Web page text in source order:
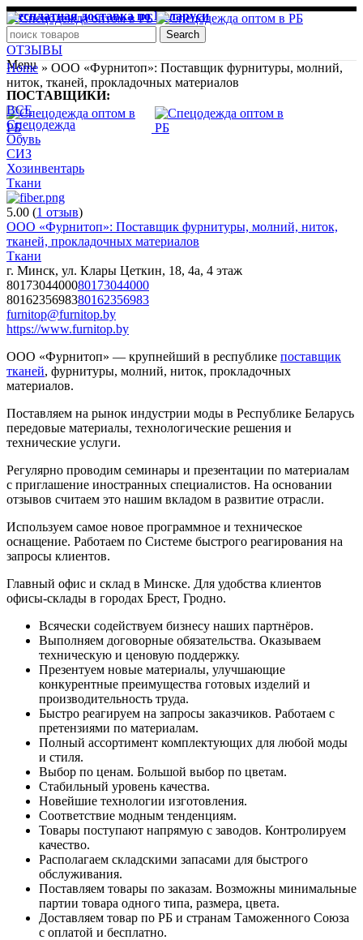
Бесплатная доставка по Беларуси
pchela1.mptf@yandex.by
Search
ОТЗЫВЫ
Menu
Home » ООО «Фурнитоп»: Поставщик фурнитуры, молний,
ниток, тканей, прокладочных материалов
ПОСТАВЩИКИ:
ВСЕ
Спецодежда
Обувь
СИЗ
Хозинвентарь
Ткани
5.00 (1 отзыв)
ООО «Фурнитоп»: Поставщик фурнитуры, молний, ниток,
тканей, прокладочных материалов
Ткани
г. Минск, ул. Клары Цеткин, 18, 4а, 4 этаж
8017304400080173044000
8016235698380162356983
furnitop@furnitop.by
https://www.furnitop.by
ООО «Фурнитоп» — крупнейший в республике поставщик
тканей, фурнитуры, молний, ниток, прокладочных
материалов.
Поставляем на рынок индустрии моды в Республике Беларусь
передовые материалы, технологические решения и
технические услуги.
Регулярно проводим семинары и презентации по материалам
с приглашение иностранных специалистов. На основании
отзывов считаем это нашим вкладом в развитие отрасли.
Используем самое новое программное и техническое
оснащение. Работаем по Системе быстрого реагирования на
запросы клиентов.
Главный офис и склад в Минске. Для удобства клиентов
офисы-склады в городах Брест, Гродно.
Всячески содействуем бизнесу наших партнёров.
Выполняем договорные обязательства. Оказываем
техническую и ценовую поддержку.
Презентуем новые материалы, улучшающие
конкурентные преимущества готовых изделий и
производительность труда.
Быстро реагируем на запросы заказчиков. Работаем с
претензиями по материалам.
Полный ассортимент комплектующих для любой моды
и стиля.
Выбор по ценам. Большой выбор по цветам.
Стабильный уровень качества.
Новейшие технологии изготовления.
Соответствие модным тенденциям.
Товары поступают напрямую с заводов. Контролируем
качество.
Располагаем складскими запасами для быстрого
обслуживания.
Поставляем товары по заказам. Возможны минимальные
партии товара одного типа, размера, цвета.
Доставляем товар по РБ и странам Таможенного Союза
с оплатой и бесплатно.